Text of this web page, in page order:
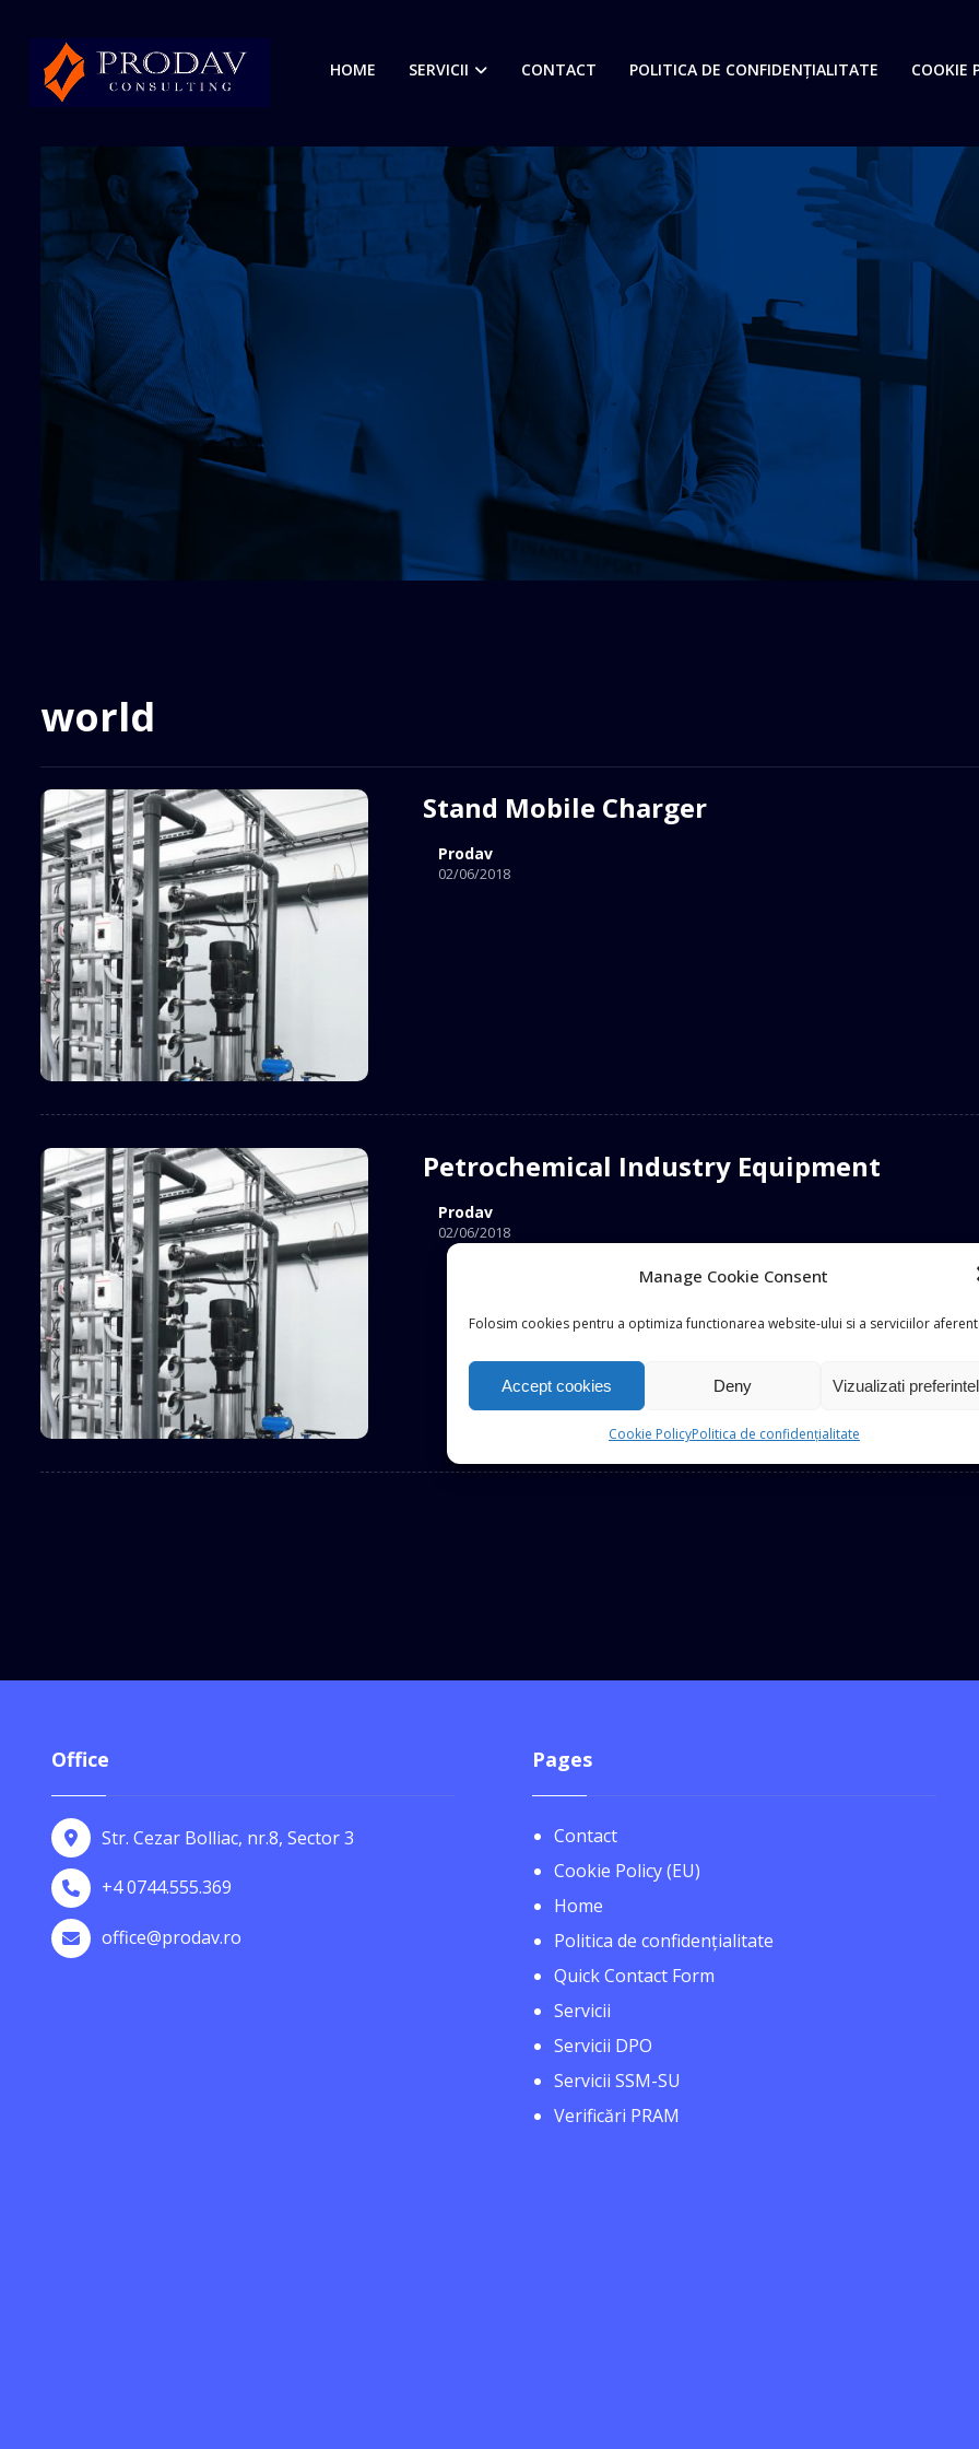
Manage Cookie Consent
Folosim cookies pentru a optimiza functionarea website-ului si a serviciilor
Accept cookies Deny Vizualizati
Cookie PolicyPolitica de confidențialitate
HOME SERVICII CONTACT POLITICA DE CONFIDENȚIALITATE COOKIE
world
Stand Mobile Charger
Prodav
02/06/2018
Petrochemical Industry Equipment
Prodav
02/06/2018
Office
Str. Cezar Bolliac, nr.8, Sector 3
+4 0744.555.369
office@prodav.ro
Pages
Contact
Cookie Policy (EU)
Home
Politica de confidențialitate
Quick Contact Form
Servicii
Servicii DPO
Servicii SSM-SU
Verificări PRAM